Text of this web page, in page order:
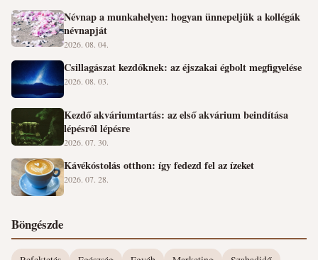
Névnap a munkahelyen: hogyan ünnepeljük a kollégák
névnapját
2026. 08. 04.
Csillagászat kezdőknek: az éjszakai égbolt megfigyelése
2026. 08. 03.
Kezdő akváriumtartás: az első akvárium beindítása
lépésről lépésre
2026. 07. 30.
Kávékóstolás otthon: így fedezd fel az ízeket
2026. 07. 28.
Böngészde